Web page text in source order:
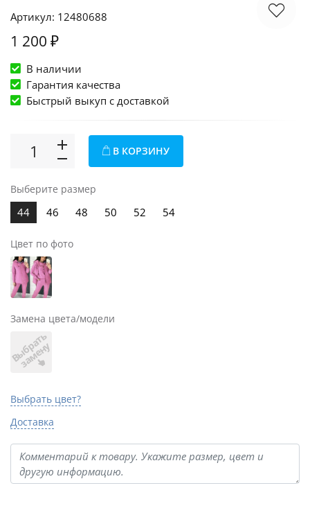
Артикул: 12480688
1 200 ₽
В наличии
Гарантия качества
Быстрый выкуп c доставкой
В КОРЗИНУ
Выберите размер
44 46 48 50 52 54
Цвет по фото
Замена цвета/модели
В
ы
б
р
а
т
ь
з
а
м
е
н
у
Выбрать цвет?
Доставка